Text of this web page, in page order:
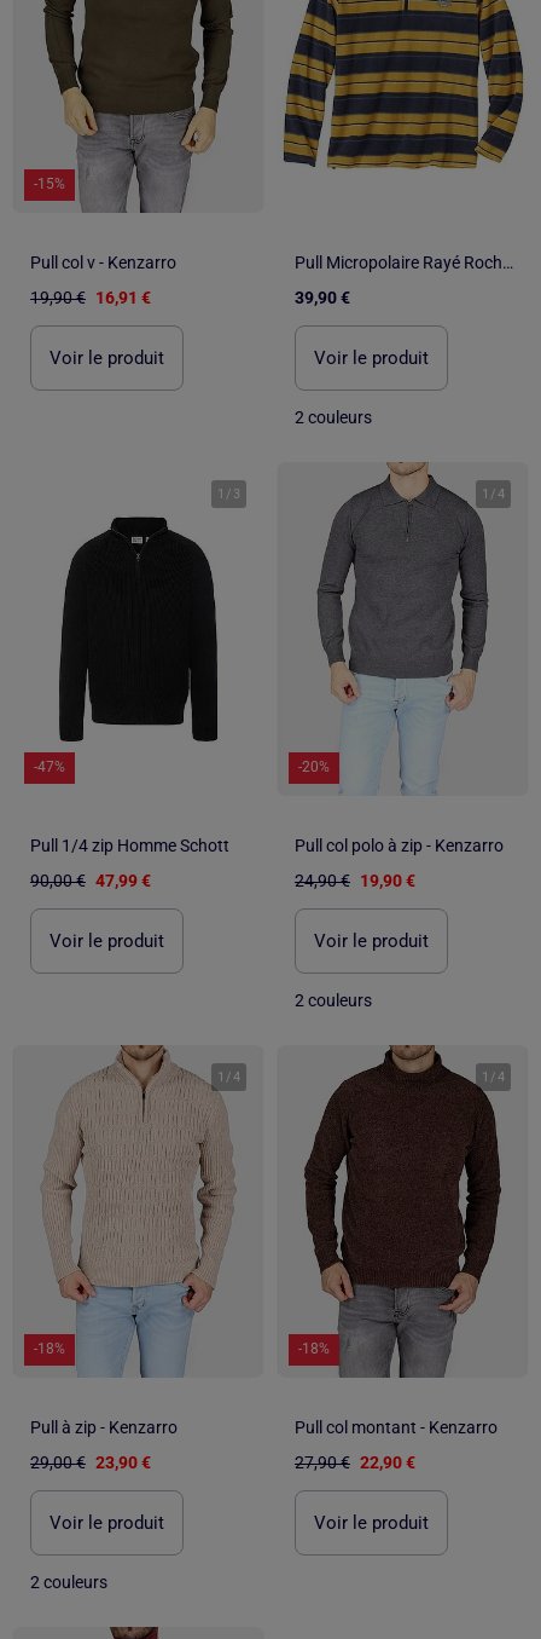
-15%
Pull col v - Kenzarro
19,90 € 16,91 €
Voir le produit
Pull Micropolaire Rayé Rocheuses - ATLAS FOR MEN
39,90 €
Voir le produit
2 couleurs
1 / 3
-47%
Pull 1/4 zip Homme Schott
90,00 € 47,99 €
Voir le produit
1 /4
-20%
Pull col polo à zip - Kenzarro
24,90 € 19,90 €
Voir le produit
2 couleurs
1 /4
-18%
Pull à zip - Kenzarro
29,00 € 23,90 €
Voir le produit
2 couleurs
1 /4
-18%
Pull col montant - Kenzarro
27,90 € 22,90 €
Voir le produit